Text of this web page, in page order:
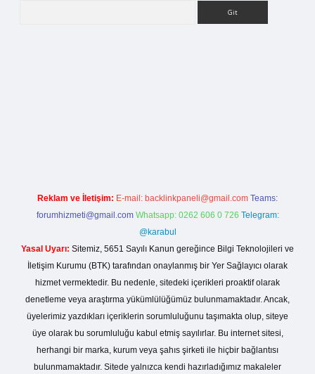
Reklam ve İletişim: E-mail: backlinkpaneli@gmail.com Teams:
forumhizmeti@gmail.com Whatsapp: 0262 606 0 726 Telegram:
@karabul
Yasal Uyarı: Sitemiz, 5651 Sayılı Kanun gereğince Bilgi Teknolojileri ve
İletişim Kurumu (BTK) tarafından onaylanmış bir Yer Sağlayıcı olarak
hizmet vermektedir. Bu nedenle, sitedeki içerikleri proaktif olarak
denetleme veya araştırma yükümlülüğümüz bulunmamaktadır. Ancak,
üyelerimiz yazdıkları içeriklerin sorumluluğunu taşımakta olup, siteye
üye olarak bu sorumluluğu kabul etmiş sayılırlar. Bu internet sitesi,
herhangi bir marka, kurum veya şahıs şirketi ile hiçbir bağlantısı
bulunmamaktadır. Sitede yalnızca kendi hazırladığımız makaleler